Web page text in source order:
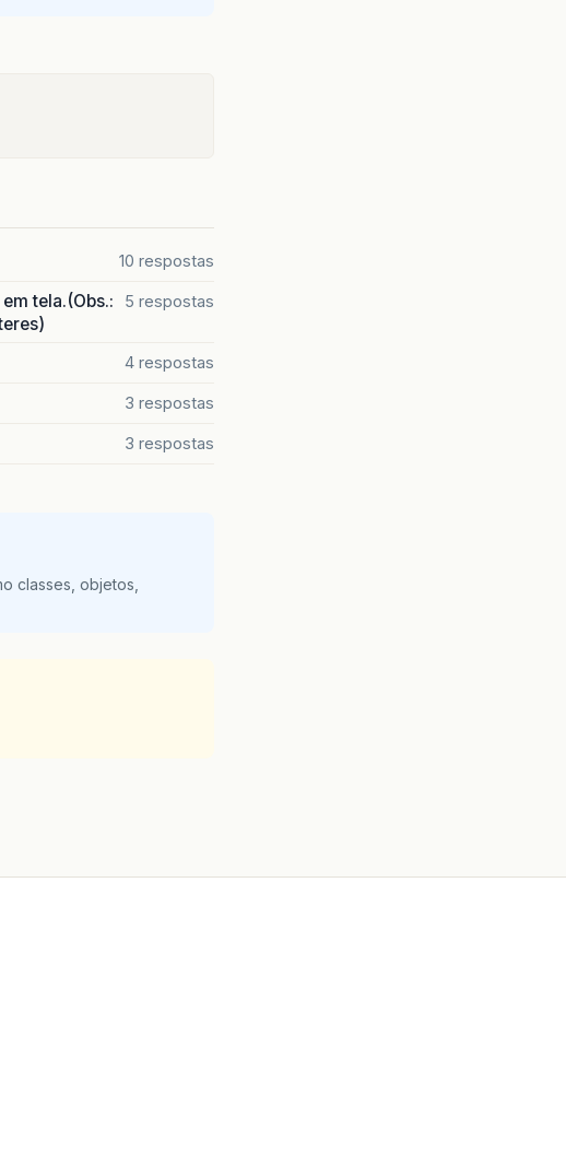
10 respostas
tela.(Obs.:
5 respostas
4 respostas
3 respostas
3 respostas
classes, objetos,